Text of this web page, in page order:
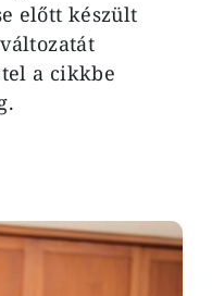
előtt készült
a cikkbe